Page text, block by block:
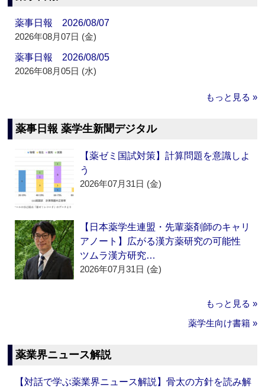
薬事日報 2026/08/07
2026年08月07日 (金)
薬事日報 2026/08/05
2026年08月05日 (水)
もっと見る »
薬事日報 薬学生新聞デジタル
【薬ゼミ国試対策】計算問題を意識しよ
う
2026年07月31日 (金)
【日本薬学生連盟・先輩薬剤師のキャリ
アノート】広がる漢方薬研究の可能性
ツムラ漢方研究…
2026年07月31日 (金)
もっと見る »
薬学生向け書籍 »
薬業界ニュース解説
【対話で学ぶ薬業界ニュース解説】骨太の方針を読み解